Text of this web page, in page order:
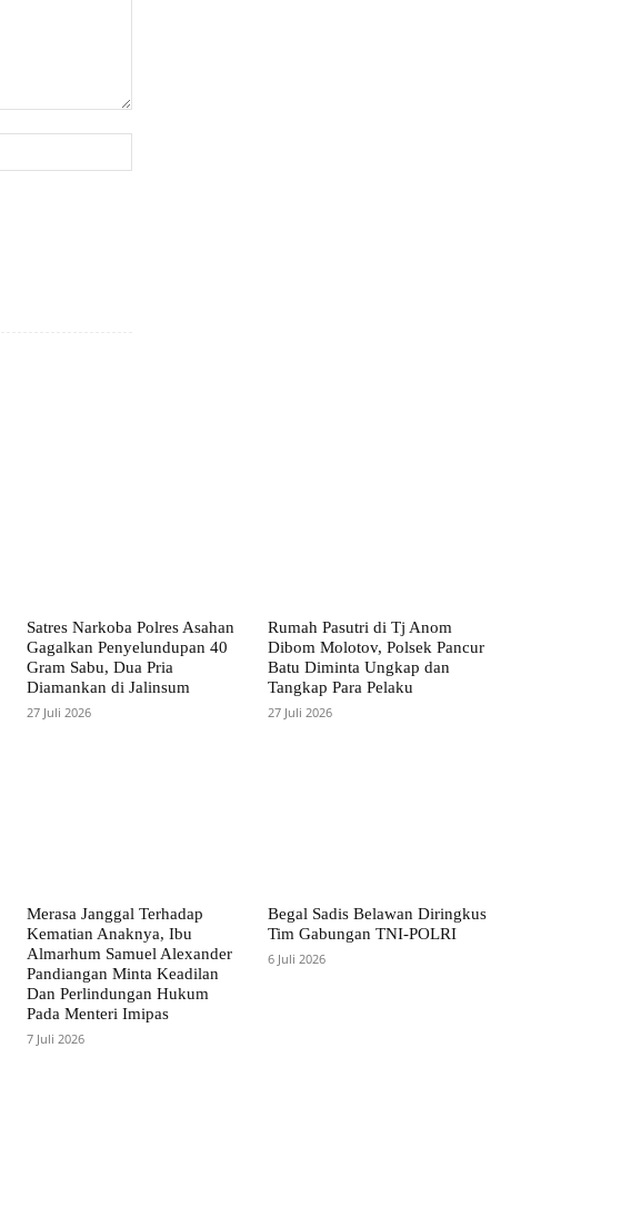
Satres Narkoba Polres Asahan
Gagalkan Penyelundupan 40
Gram Sabu, Dua Pria
Diamankan di Jalinsum
27 Juli 2026
Rumah Pasutri di Tj Anom
Dibom Molotov, Polsek Pancur
Batu Diminta Ungkap dan
Tangkap Para Pelaku
27 Juli 2026
Merasa Janggal Terhadap
Kematian Anaknya, Ibu
Almarhum Samuel Alexander
Pandiangan Minta Keadilan
Dan Perlindungan Hukum
Pada Menteri Imipas
7 Juli 2026
Begal Sadis Belawan Diringkus
Tim Gabungan TNI-POLRI
6 Juli 2026